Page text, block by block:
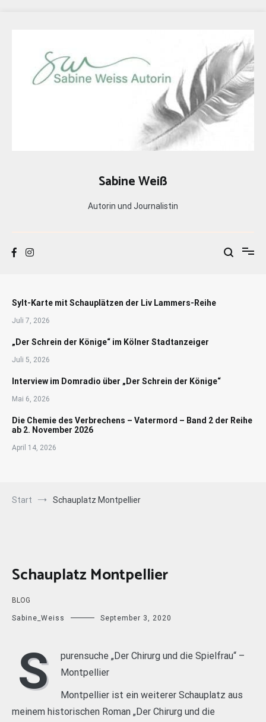
Sabine Weiß
Autorin und Journalistin
Sylt-Karte mit Schauplätzen der Liv Lammers-Reihe
Juli 7, 2026
„Der Schrein der Könige“ im Kölner Stadtanzeiger
Juli 5, 2026
Interview im Domradio über „Der Schrein der Könige“
Mai 6, 2026
Die Chemie des Verbrechens – Vatermord – Band 2 der Reihe
ab 2. November 2026
April 14, 2026
Start Schauplatz Montpellier
Schauplatz Montpellier
BLOG
Sabine_Weiss September 3, 2020
S
purensuche „Der Chirurg und die Spielfrau“ –
Montpellier
Montpellier ist ein weiterer Schauplatz aus
meinem historischen Roman „Der Chirurg und die